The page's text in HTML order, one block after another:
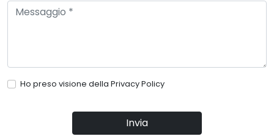
Ho preso visione della Privacy Policy
Invia